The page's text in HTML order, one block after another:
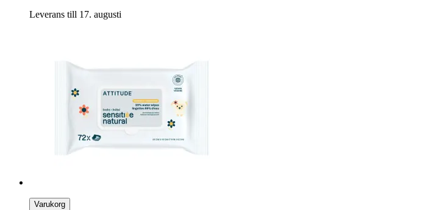
Leverans till 17. augusti
Varukorg